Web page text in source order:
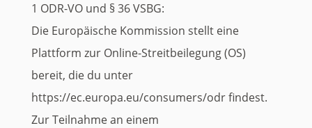
1 ODR-VO und § 36 VSBG:
Die Europäische Kommission stellt eine
Plattform zur Online-Streitbeilegung (OS)
bereit, die du unter
https://ec.europa.eu/consumers/odr findest.
Zur Teilnahme an einem